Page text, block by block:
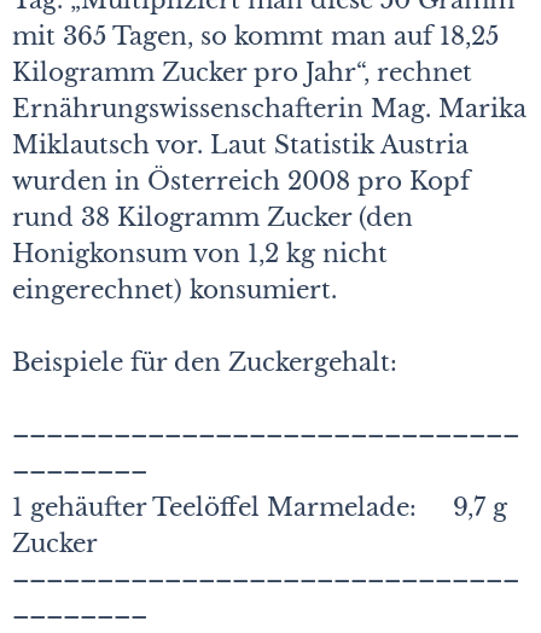
mit 365 Tagen, so kommt man auf 18,25
Kilogramm Zucker pro Jahr“, rechnet
Ernährungswissenschafterin Mag. Marika
Miklautsch vor. Laut Statistik Austria
wurden in Österreich 2008 pro Kopf
rund 38 Kilogramm Zucker (den
Honigkonsum von 1,2 kg nicht
eingerechnet) konsumiert.
Beispiele für den Zuckergehalt:
––––––––––––––––––––––––––––––
––––––––
1 gehäufter Teelöffel Marmelade: 9,7 g
Zucker
––––––––––––––––––––––––––––––
––––––––